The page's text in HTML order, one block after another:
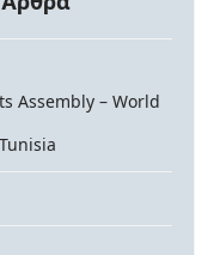
Assembly – World